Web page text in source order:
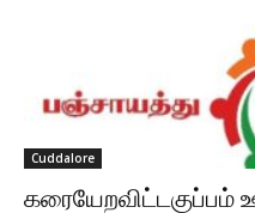
Cuddalore
கரையேறவிட்டகுப்பம்